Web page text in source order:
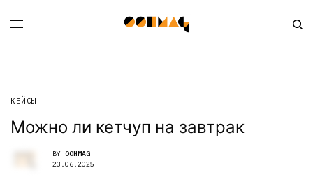
КЕЙСЫ
Можно ли кетчуп на завтрак
BY OOHMAG
23.06.2025